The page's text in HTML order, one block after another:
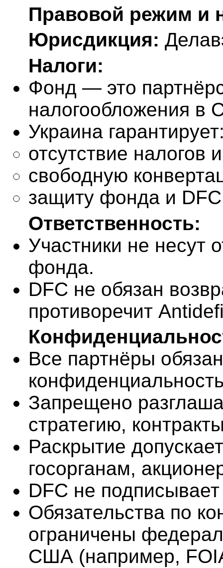
Правовой режим и
Юрисдикция:
Налоги:
Фонд — это
налогообложения в
Украина
отсутствие налогов
свободную
защиту фонда и
Ответственность:
Участники не несут
фонда.
DFC не обязан
противоречит
Все партнёры
Запрещено
стратегию,
Раскрытие
госорганам,
DFC не
Обязательства по
ограничены
США (например,